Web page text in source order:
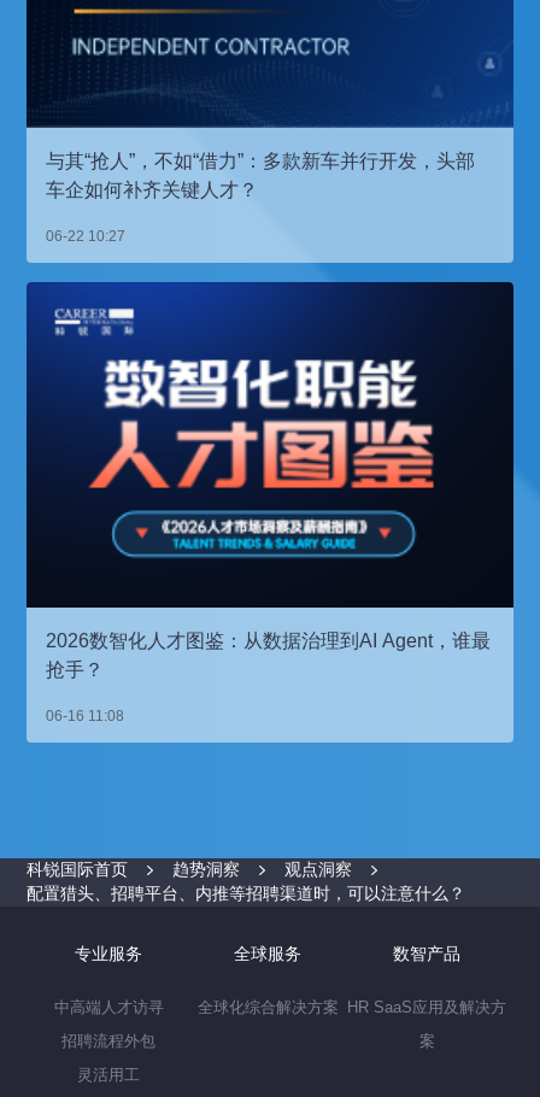
与其“抢人”，不如“借力”：多款新车并行开发，头部
车企如何补齐关键人才？
06-22 10:27
2026数智化人才图鉴：从数据治理到AI Agent，谁最
抢手？
06-16 11:08
科锐国际首页 趋势洞察
观点洞察
配置猎头、招聘平台、内推等招聘渠道时，可以注意什么？
专业服务
中高端人才访寻
招聘流程外包
灵活用工
全球服务
全球化综合解决方案
数智产品
HR SaaS应用及解决方
案